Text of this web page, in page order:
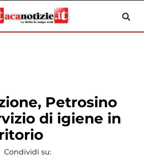
Petrosino
di igiene in
Condividi su: